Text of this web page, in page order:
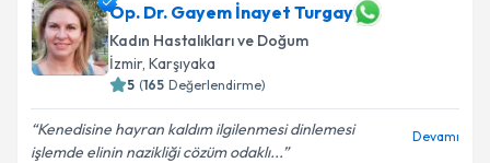
Op. Dr. Gayem İnayet Turgay
Kadın Hastalıkları ve Doğum
İzmir, Karşıyaka
5 (165 Değerlendirme)
Kenedisine hayran kaldım ilgilenmesi dinlemesi
işlemde elinin nazikliği cözüm odaklı...
Devamı